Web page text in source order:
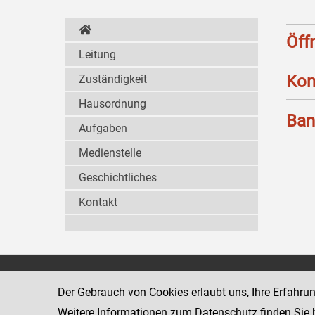
Leitung
Zuständigkeit
Hausordnung
Aufgaben
Medienstelle
Geschichtliches
Kontakt
Der Gebrauch von Cookies erlaubt uns, Ihre